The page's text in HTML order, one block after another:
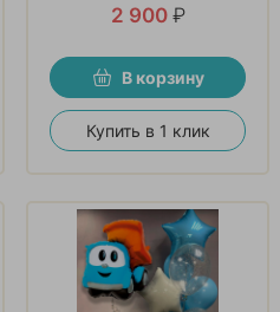
2 900 ₽
В корзину
Купить в 1 клик